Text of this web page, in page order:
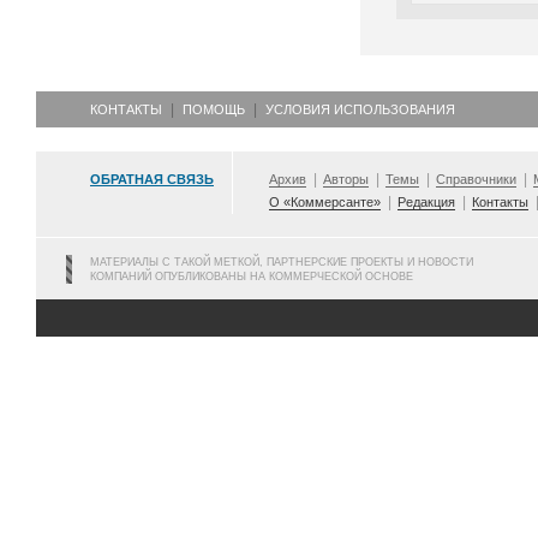
КОНТАКТЫ ПОМОЩЬ УСЛОВИЯ ИСПОЛЬЗОВАНИЯ
ОБРАТНАЯ СВЯЗЬ Архив Авторы Темы Справочники
О «Коммерсанте»
Редакция Контакты
МАТЕРИАЛЫ С ТАКОЙ МЕТКОЙ, ПАРТНЕРСКИЕ ПРОЕКТЫ И НОВОСТИ
КОМПАНИЙ ОПУБЛИКОВАНЫ НА КОММЕРЧЕСКОЙ ОСНОВЕ